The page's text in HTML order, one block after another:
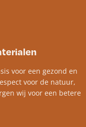
voor een gezond en
voor de natuur,
wij voor een betere